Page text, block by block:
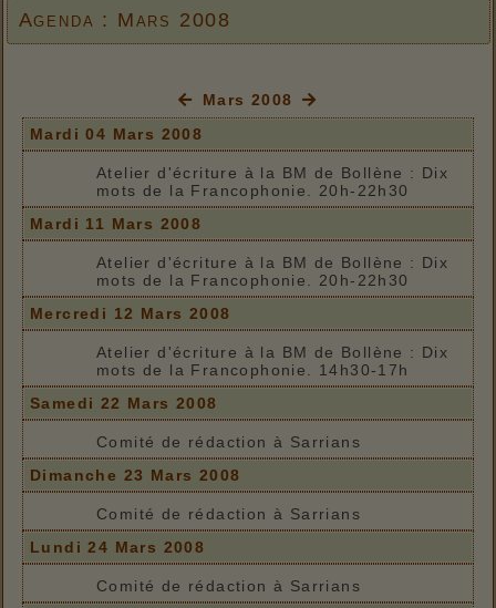
Agenda : Mars 2008
Mars 2008
Mardi 04 Mars 2008
Atelier d'écriture à la BM de Bollène : Dix
mots de la Francophonie. 20h-22h30
Mardi 11 Mars 2008
Atelier d'écriture à la BM de Bollène : Dix
mots de la Francophonie. 20h-22h30
Mercredi 12 Mars 2008
Atelier d'écriture à la BM de Bollène : Dix
mots de la Francophonie. 14h30-17h
Samedi 22 Mars 2008
Comité de rédaction à Sarrians
Dimanche 23 Mars 2008
Comité de rédaction à Sarrians
Lundi 24 Mars 2008
Comité de rédaction à Sarrians